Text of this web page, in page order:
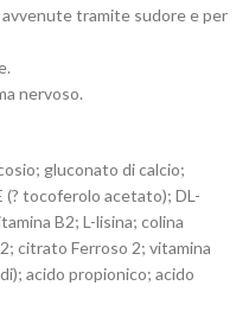
tramite sudore e per
nervoso.
gluconato di calcio;
tocoferolo acetato); DL-
B2; L-lisina; colina
citrato Ferroso 2; vitamina
acido propionico; acido